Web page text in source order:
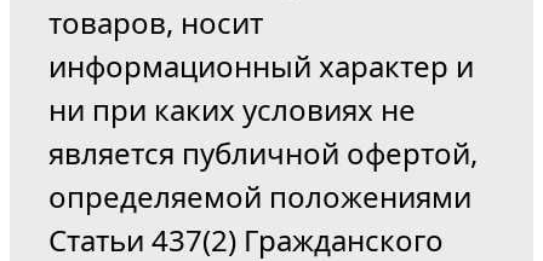
товаров, носит
информационный характер и
ни при каких условиях не
является публичной офертой,
определяемой положениями
Статьи 437(2) Гражданского